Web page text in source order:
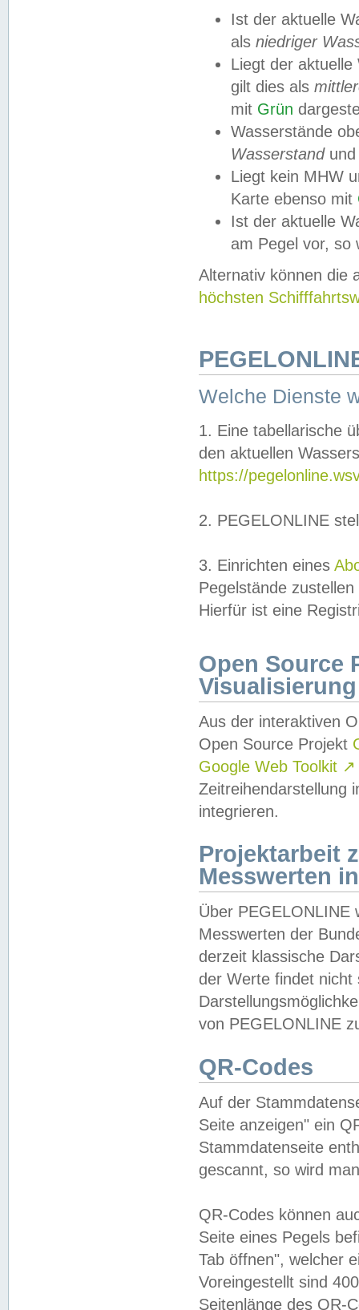
Ist der aktuelle
als niedriger
Liegt der
gilt dies als
mit Grün
Wasserstände
Wasserstandund
Liegt kein MHW
Karte ebenso mit
Ist der aktuelle
am Pegel vor,
Alternativ können die
höchsten
Welche Dienste
1. Eine tabellarische
den aktuellen
https://
2. PEGELONLINE
3. Einrichten eines
Pegelstände
Hierfür ist eine
Open Source
Visualisierung
Aus der interaktiven
Open Source Projekt
Google Web Toolkit ↗
Zeitreihendarstellung
integrieren.
Projektarbeit
Messwerten
Über PEGELONLINE
Messwerten der
derzeit klassische
der Werte findet
von PEGELONLINE
QR-Codes
Auf der
Seite anzeigen" ein
Stammdatenseite
gescannt, so wird
QR-Codes können
Seite eines Pegels
Tab öffnen", welcher
Voreingestellt sind
Seitenlänge des QR-